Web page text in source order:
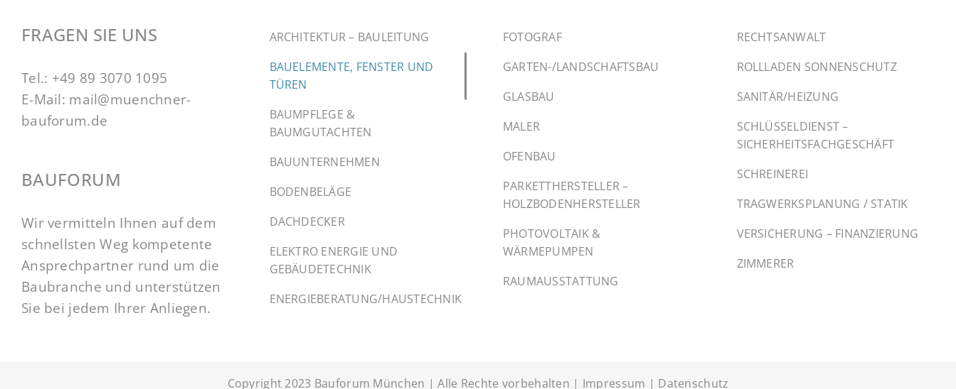
FRAGEN SIE UNS
Tel.: +49 89 3070 1095
E-Mail: mail@muenchner-
bauforum.de
BAUFORUM
Wir vermitteln Ihnen auf dem
schnellsten Weg kompetente
Ansprechpartner rund um die
Baubranche und unterstützen
Sie bei jedem Ihrer Anliegen.
ARCHITEKTUR – BAULEITUNG
BAUELEMENTE, FENSTER UND
TÜREN
BAUMPFLEGE &
BAUMGUTACHTEN
BAUUNTERNEHMEN
BODENBELÄGE
DACHDECKER
ELEKTRO ENERGIE UND
GEBÄUDETECHNIK
ENERGIEBERATUNG/HAUSTECHNIK
FOTOGRAF
GARTEN-/LANDSCHAFTSBAU
GLASBAU
MALER
OFENBAU
PARKETTHERSTELLER –
HOLZBODENHERSTELLER
PHOTOVOLTAIK &
WÄRMEPUMPEN
RAUMAUSSTATTUNG
RECHTSANWALT
ROLLLADEN SONNENSCHUTZ
SANITÄR/HEIZUNG
SCHLÜSSELDIENST –
SICHERHEITSFACHGESCHÄFT
SCHREINEREI
TRAGWERKSPLANUNG / STATIK
VERSICHERUNG – FINANZIERUNG
ZIMMERER
Copyright 2023 Bauforum München | Alle Rechte vorbehalten | Impressum | Datenschutz